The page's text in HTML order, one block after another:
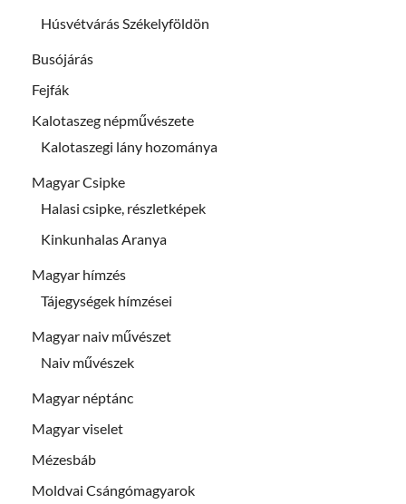
Húsvétvárás Székelyföldön
Busójárás
Fejfák
Kalotaszeg népművészete
Kalotaszegi lány hozománya
Magyar Csipke
Halasi csipke, részletképek
Kinkunhalas Aranya
Magyar hímzés
Tájegységek hímzései
Magyar naiv művészet
Naiv művészek
Magyar néptánc
Magyar viselet
Mézesbáb
Moldvai Csángómagyarok